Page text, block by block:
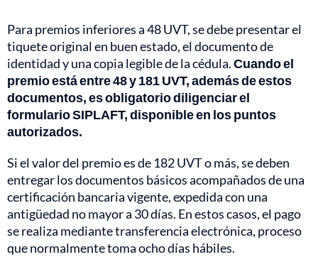
Para premios inferiores a 48 UVT, se debe presentar el
tiquete original en buen estado, el documento de
identidad y una copia legible de la cédula.Cuando el
premio está entre 48 y 181 UVT, además de estos
documentos, es obligatorio diligenciar el
formulario SIPLAFT, disponible en los puntos
autorizados.
Si el valor del premio es de 182 UVT o más, se deben
entregar los documentos básicos acompañados de una
certificación bancaria vigente, expedida con una
antigüedad no mayor a 30 días. En estos casos, el pago
se realiza mediante transferencia electrónica, proceso
que normalmente toma ocho días hábiles.